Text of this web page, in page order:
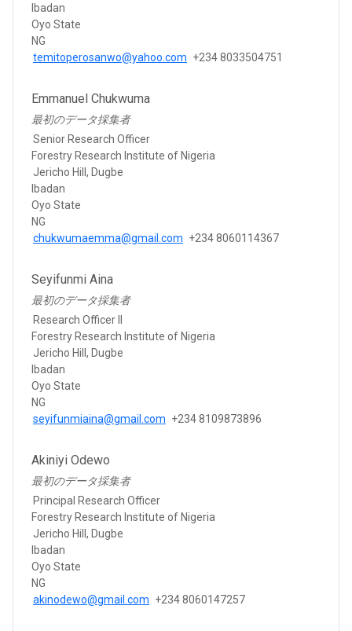
Ibadan
Oyo State
NG
temitoperosanwo@yahoo.com +234 8033504751
Emmanuel Chukwuma
最初のデータ採集者
Senior Research Officer
Forestry Research Institute of Nigeria
Jericho Hill, Dugbe
Ibadan
Oyo State
NG
chukwumaemma@gmail.com +234 8060114367
Seyifunmi Aina
最初のデータ採集者
Research Officer II
Forestry Research Institute of Nigeria
Jericho Hill, Dugbe
Ibadan
Oyo State
NG
seyifunmiaina@gmail.com +234 8109873896
Akiniyi Odewo
最初のデータ採集者
Principal Research Officer
Forestry Research Institute of Nigeria
Jericho Hill, Dugbe
Ibadan
Oyo State
NG
akinodewo@gmail.com +234 8060147257